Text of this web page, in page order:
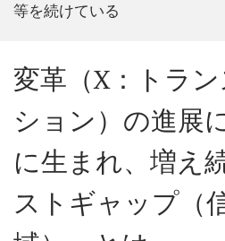
等を続けている
変革（X：トラ
ション）の進展
に生まれ、増え
ストギャップ（